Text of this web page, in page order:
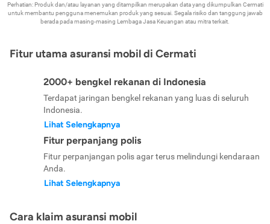
Perhatian: Produk dan/atau layanan yang ditampilkan merupakan data yang dikumpulkan Cermati
untuk membantu pengguna menemukan produk yang sesuai. Segala risiko dan tanggung jawab
berada pada masing-masing Lembaga Jasa Keuangan atau mitra terkait.
Fitur utama asuransi mobil di Cermati
2000+ bengkel rekanan di Indonesia
Terdapat jaringan bengkel rekanan yang luas di seluruh
Indonesia.
Lihat Selengkapnya
Fitur perpanjang polis
Fitur perpanjangan polis agar terus melindungi kendaraan
Anda.
Lihat Selengkapnya
Cara klaim asuransi mobil